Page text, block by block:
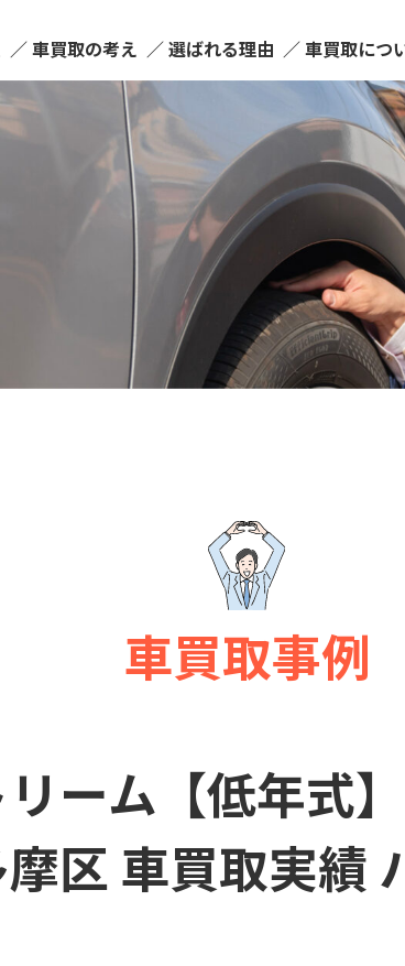
車買取の考え 選ばれる理由 車買取につ
車買取事例
ーム【低年式
区 車買取実績